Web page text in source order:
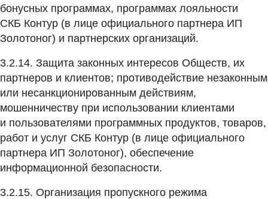
бонусных программах, программах лояльности
СКБ Контур (в лице официального партнера ИП
Золотоног) и партнерских организаций.
3.2.14. Защита законных интересов Обществ, их
партнеров и клиентов; противодействие незаконным
или несанкционированным действиям,
мошенничеству при использовании клиентами
и пользователями программных продуктов, товаров,
работ и услуг СКБ Контур (в лице официального
партнера ИП Золотоног), обеспечение
информационной безопасности.
3.2.15. Организация пропускного режима